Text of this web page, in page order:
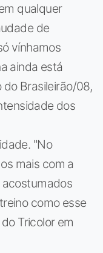
qualquer
de
vínhamos
ainda está
do Brasileirão/08,
dos
"No
mais com a
como esse
Tricolor em